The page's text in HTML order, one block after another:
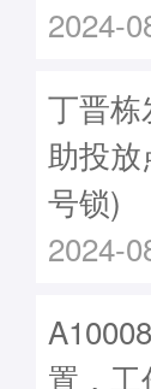
2024-
丁晋栋
助投
号锁)
2024-
置，